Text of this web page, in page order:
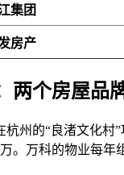
集团
房产
两个房屋品
杭州的“良渚文化村
。万科的物业每年